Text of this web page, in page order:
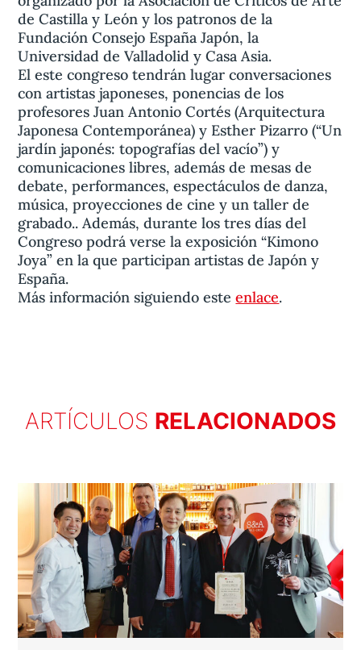
de Castilla y León y los patronos de la
Fundación Consejo España Japón, la
Universidad de Valladolid y Casa Asia.
El este congreso tendrán lugar conversaciones
con artistas japoneses, ponencias de los
profesores Juan Antonio Cortés (Arquitectura
Japonesa Contemporánea) y Esther Pizarro (“Un
jardín japonés: topografías del vacío”) y
comunicaciones libres, además de mesas de
debate, performances, espectáculos de danza,
música, proyecciones de cine y un taller de
grabado.. Además, durante los tres días del
Congreso podrá verse la exposición “Kimono
Joya” en la que participan artistas de Japón y
España.
Más información siguiendo esteenlace.
ARTÍCULOS RELACIONADOS